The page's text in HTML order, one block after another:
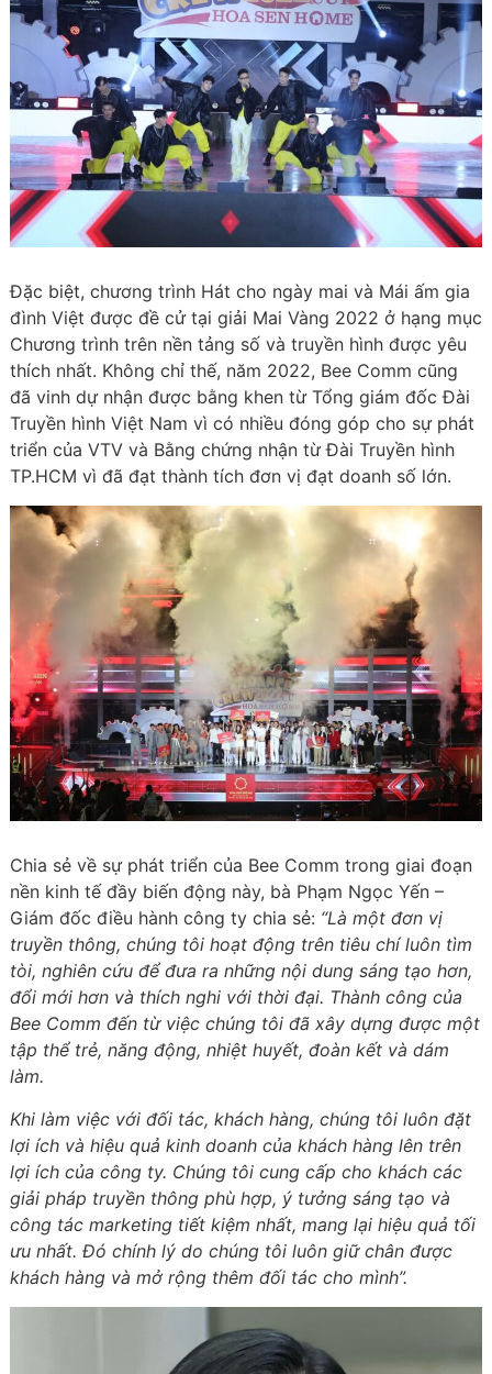
Đặc biệt, chương trình Hát cho ngày mai và Mái ấm gia
đình Việt được đề cử tại giải Mai Vàng 2022 ở hạng mục
Chương trình trên nền tảng số và truyền hình được yêu
thích nhất. Không chỉ thế, năm 2022, Bee Comm cũng
đã vinh dự nhận được bằng khen từ Tổng giám đốc Đài
Truyền hình Việt Nam vì có nhiều đóng góp cho sự phát
triển của VTV và Bằng chứng nhận từ Đài Truyền hình
TP.HCM vì đã đạt thành tích đơn vị đạt doanh số lớn.
Chia sẻ về sự phát triển của Bee Comm trong giai đoạn
nền kinh tế đầy biến động này, bà Phạm Ngọc Yến –
Giám đốc điều hành công ty chia sẻ: “Là một đơn vị
truyền thông, chúng tôi hoạt động trên tiêu chí luôn tìm
tòi, nghiên cứu để đưa ra những nội dung sáng tạo hơn,
đổi mới hơn và thích nghi với thời đại. Thành công của
Bee Comm đến từ việc chúng tôi đã xây dựng được một
tập thể trẻ, năng động, nhiệt huyết, đoàn kết và dám
làm.
Khi làm việc với đối tác, khách hàng, chúng tôi luôn đặt
lợi ích và hiệu quả kinh doanh của khách hàng lên trên
lợi ích của công ty. Chúng tôi cung cấp cho khách các
giải pháp truyền thông phù hợp, ý tưởng sáng tạo và
công tác marketing tiết kiệm nhất, mang lại hiệu quả tối
ưu nhất. Đó chính lý do chúng tôi luôn giữ chân được
khách hàng và mở rộng thêm đối tác cho mình”.